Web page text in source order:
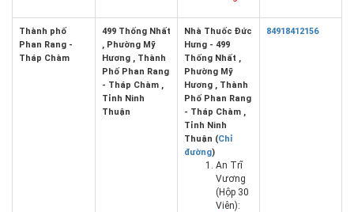
Thành phố
Phan Rang -
Tháp Chàm
499 Thống Nhất
, Phường Mỹ
Hương , Thành
Phố Phan Rang
- Tháp Chàm ,
Tỉnh Ninh
Thuận
Nhà Thuốc Đức
Hưng - 499
Thống Nhất ,
Phường Mỹ
Hương , Thành
Phố Phan Rang
- Tháp Chàm ,
Tỉnh Ninh
Thuận (Chỉ
đường)
An Trĩ
Vương
(Hộp 30
Viên):
84918412156